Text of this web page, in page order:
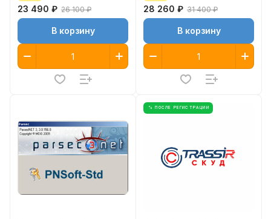
23 490 ₽ 26 100 ₽
В корзину
28 260 ₽ 31 400 ₽
В корзину
% ПОСЛЕ РЕГИСТРАЦИИ